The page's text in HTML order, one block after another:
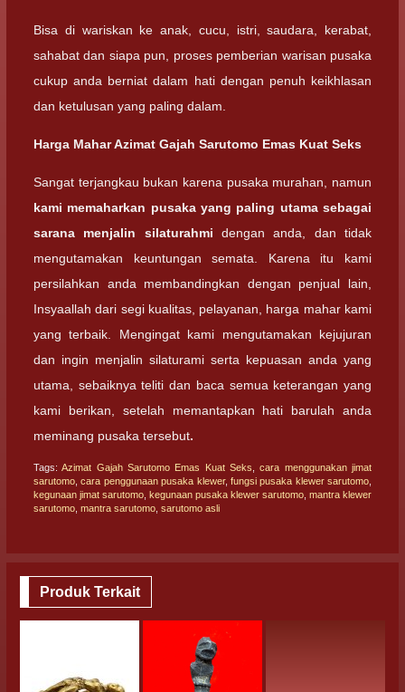
Bisa di wariskan ke anak, cucu, istri, saudara, kerabat,
sahabat dan siapa pun, proses pemberian warisan pusaka
cukup anda berniat dalam hati dengan penuh keikhlasan
dan ketulusan yang paling dalam.
Harga MaharAzimat Gajah Sarutomo Emas Kuat Seks
Sangat terjangkau bukan karena pusaka murahan, namun
kami memaharkan pusaka yang paling utama sebagai
sarana menjalin silaturahmi dengan anda, dan tidak
mengutamakan keuntungan semata. Karena itu kami
persilahkan anda membandingkan dengan penjual lain,
Insyaallah dari segi kualitas, pelayanan, harga mahar kami
yang terbaik. Mengingat kami mengutamakan kejujuran
dan ingin menjalin silaturami serta kepuasan anda yang
utama, sebaiknya teliti dan baca semua keterangan yang
kami berikan, setelah memantapkan hati barulah anda
meminang pusaka tersebut.
Tags:Azimat Gajah Sarutomo Emas Kuat Seks ,cara menggunakan jimat
sarutomo ,cara penggunaan pusaka klewer, fungsi pusaka klewer sarutomo
kegunaan jimat sarutomo kegunaan pusaka klewer sarutomo mantra klewer
sarutomo mantra sarutomo sarutomo asli
Produk Terkait